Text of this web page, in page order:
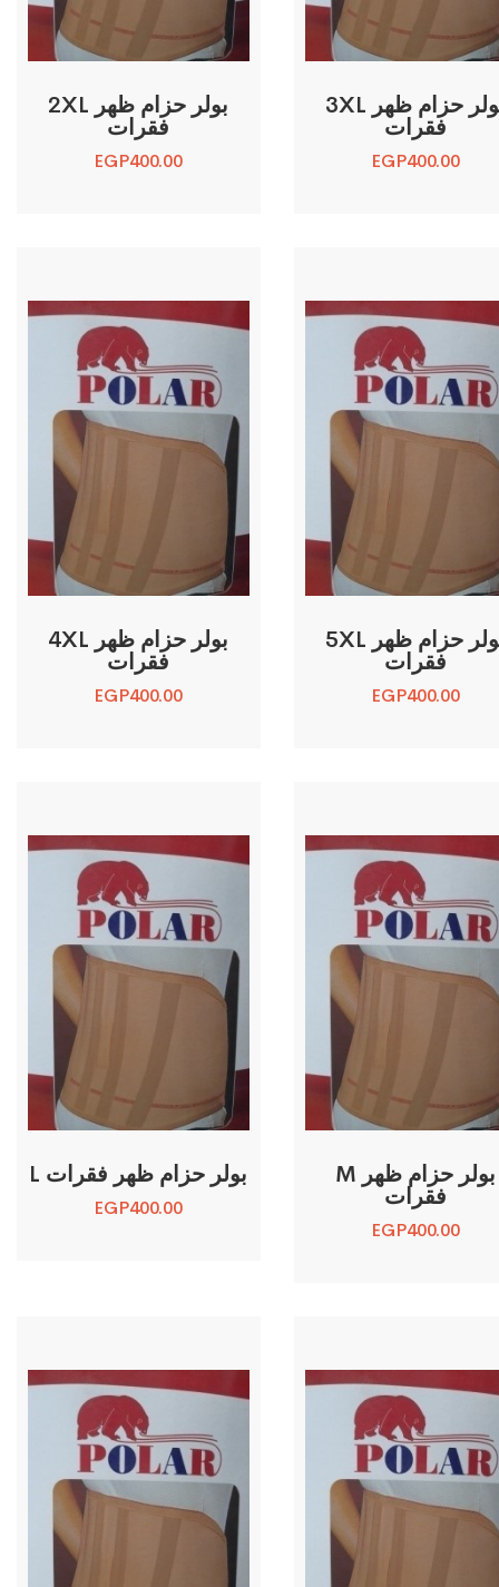
2XL بولر حزام ظهر
فقرات
EGP400.00
3XL بولر حزام ظهر
فقرات
EGP400.00
4XL بولر حزام ظهر
فقرات
EGP400.00
5XL بولر حزام ظهر
فقرات
EGP400.00
L بولر حزام ظهر فقرات
EGP400.00
M بولر حزام ظهر
فقرات
EGP400.00